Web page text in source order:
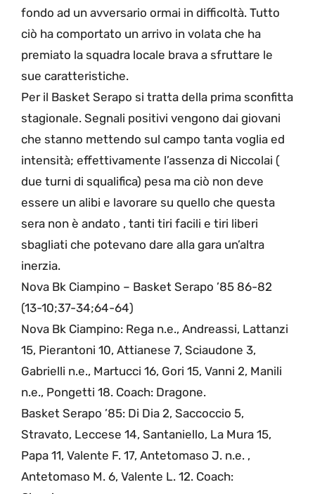
fondo ad un avversario ormai in difficoltà. Tutto
ciò ha comportato un arrivo in volata che ha
premiato la squadra locale brava a sfruttare le
sue caratteristiche.
Per il Basket Serapo si tratta della prima sconfitta
stagionale. Segnali positivi vengono dai giovani
che stanno mettendo sul campo tanta voglia ed
intensità; effettivamente l’assenza di Niccolai (
due turni di squalifica) pesa ma ciò non deve
essere un alibi e lavorare su quello che questa
sera non è andato , tanti tiri facili e tiri liberi
sbagliati che potevano dare alla gara un’altra
inerzia.
Nova Bk Ciampino – Basket Serapo ’85 86-82
(13-10;37-34;64-64)
Nova Bk Ciampino: Rega n.e., Andreassi, Lattanzi
15, Pierantoni 10, Attianese 7, Sciaudone 3,
Gabrielli n.e., Martucci 16, Gori 15, Vanni 2, Manili
n.e., Pongetti 18. Coach: Dragone.
Basket Serapo ’85: Di Dia 2, Saccoccio 5,
Stravato, Leccese 14, Santaniello, La Mura 15,
Papa 11, Valente F. 17, Antetomaso J. n.e. ,
Antetomaso M. 6, Valente L. 12. Coach: